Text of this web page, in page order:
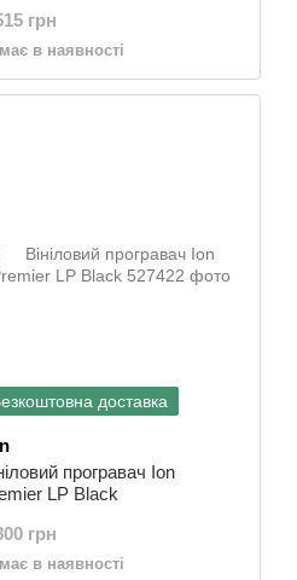
грн
в наявності
доставка
програвач Ion
LP Black
грн
в наявності